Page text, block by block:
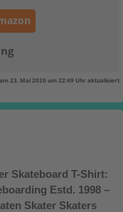
23. Mai 2020 um 22:49 Uhr aktualisiert
Skateboard T-Shirt:
Estd. 1998 –
Skater Skaters